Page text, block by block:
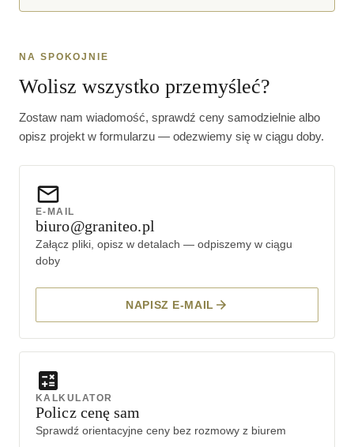
NA SPOKOJNIE
Wolisz wszystko przemyśleć?
Zostaw nam wiadomość, sprawdź ceny samodzielnie albo
opisz projekt w formularzu — odezwiemy się w ciągu doby.
E-MAIL
biuro@graniteo.pl
Załącz pliki, opisz w detalach — odpiszemy w ciągu
doby
NAPISZ E-MAIL
KALKULATOR
Policz cenę sam
Sprawdź orientacyjne ceny bez rozmowy z biurem